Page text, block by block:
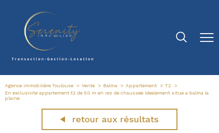
Agence immobilière Toulouse Vente Balma Appartement
T2
En exclusivite appartement t2 de 50 m en rez de chaussee idealement situe a balma la
plaine
retour aux résultats